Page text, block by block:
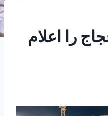
را اعلام